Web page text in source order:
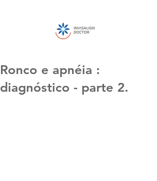
Ronco e apnéia :
diagnóstico - parte 2.